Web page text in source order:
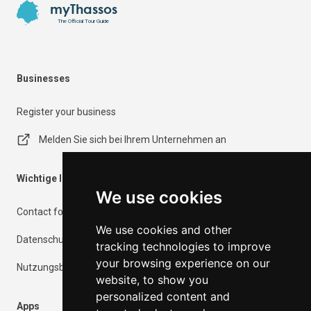
We use cookies
We use cookies and other
tracking technologies to improve
your browsing experience on our
website, to show you
personalized content and
myThassos
The Official Tour Guide
Businesses
Register your business
Melden Sie sich bei Ihrem Unternehmen an
Wichtige Informationen
Contact form
Datenschutzrichtlinie
Nutzungsbedingungen
Apps